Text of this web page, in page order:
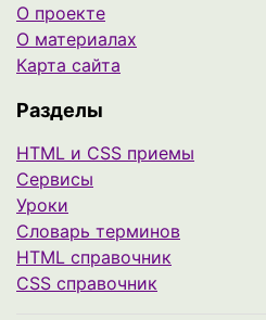
О проекте
О материалах
Карта сайта
Разделы
HTML и CSS приемы
Сервисы
Уроки
Cловарь терминов
HTML справочник
CSS справочник